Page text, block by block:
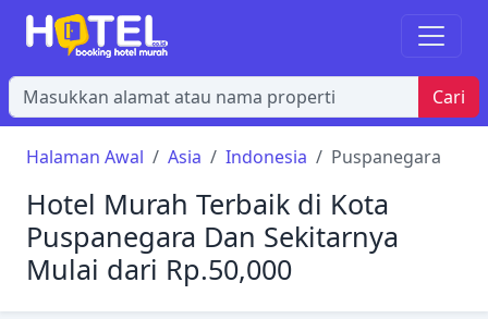
Cari
Halaman Awal Asia Indonesia Puspanegara
Hotel Murah Terbaik di Kota
Puspanegara Dan Sekitarnya
Mulai dari Rp.50,000